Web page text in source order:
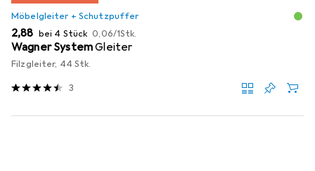
Möbelgleiter + Schutzpuffer
EUR
2,88 bei 4 Stück EUR
0,06/1Stk.
Wagner SystemGleiter
Filzgleiter, 44 Stk.
3